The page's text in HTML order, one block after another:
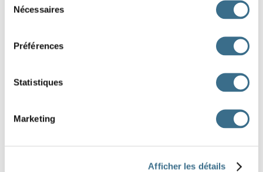
Nécessaires
Préférences
Statistiques
Marketing
Afficher les détails